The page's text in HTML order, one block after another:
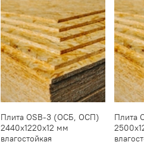
Плита OSB-3 (ОСБ, ОСП)
2440х1220х12 мм
влагостойкая
Плита